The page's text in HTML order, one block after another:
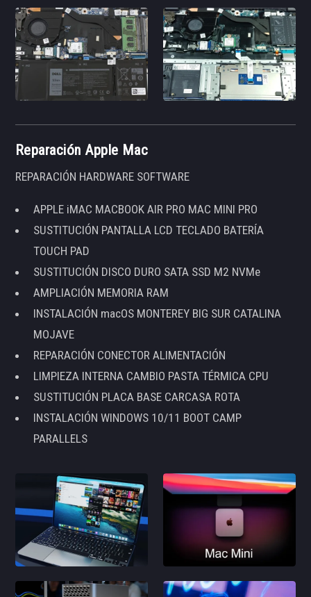
Reparación Apple Mac
REPARACIÓN HARDWARE SOFTWARE
APPLE iMAC MACBOOK AIR PRO MAC MINI PRO
SUSTITUCIÓN PANTALLA LCD TECLADO BATERÍA
TOUCH PAD
SUSTITUCIÓN DISCO DURO SATA SSD M2 NVMe
AMPLIACIÓN MEMORIA RAM
INSTALACIÓN macOS MONTEREY BIG SUR CATALINA
MOJAVE
REPARACIÓN CONECTOR ALIMENTACIÓN
LIMPIEZA INTERNA CAMBIO PASTA TÉRMICA CPU
SUSTITUCIÓN PLACA BASE CARCASA ROTA
INSTALACIÓN WINDOWS 10/11 BOOT CAMP
PARALLELS